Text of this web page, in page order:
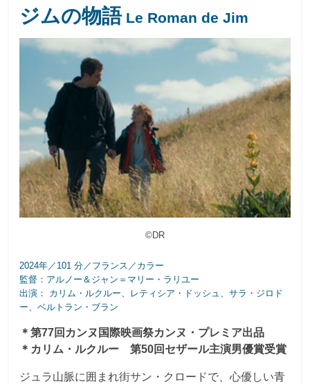
ジムの物語Le Roman de Jim
©DR
2024年／101 分／フランス／カラー
監督：アルノー＆ジャン＝マリー・ラリユー
出演： カリム・ルクルー、レティシア・ドッシュ、サラ・ジロド
ー、ベルトラン・ブラン
＊第77回カンヌ国際映画祭カンヌ・プレミア出品
＊カリム・ルクルー 第50回セザール主演男優賞受賞
ジュラ山脈に囲まれ街サン・クロードで、心優しい青